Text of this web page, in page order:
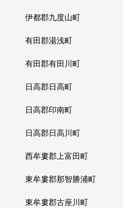
伊都郡九度山町
有田郡湯浅町
有田郡有田川町
日高郡日高町
日高郡印南町
日高郡日高川町
西牟婁郡上富田町
東牟婁郡那智勝浦町
東牟婁郡古座川町